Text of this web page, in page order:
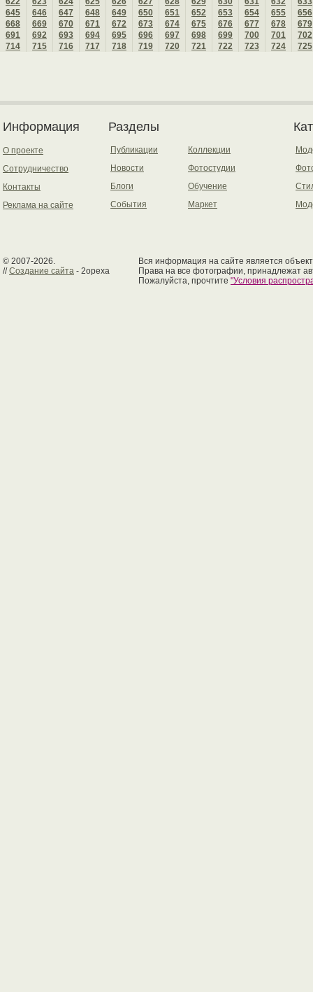
645
646 647 648 649 650 651 652 653 654 655
656
668
669 670 671 672 673 674 675 676 677 678
679
691
692 693 694 695 696 697 698 699 700 701
702
714
715 716 717 718 719 720 721 722 723 724 725
Информация
О проекте
Сотрудничество
Контакты
Реклама на сайте
Разделы
Публикации
Новости
Блоги
События
Коллекции
Фотостудии
Обучение
Маркет
© 2007-2026.
//Создание сайта - 2opexa
Вся информация на сайте является
Права на все фотографии, принадлежат
Пожалуйста, прочтите "Условия